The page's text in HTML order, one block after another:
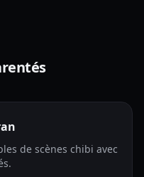
de scènes chibi avec